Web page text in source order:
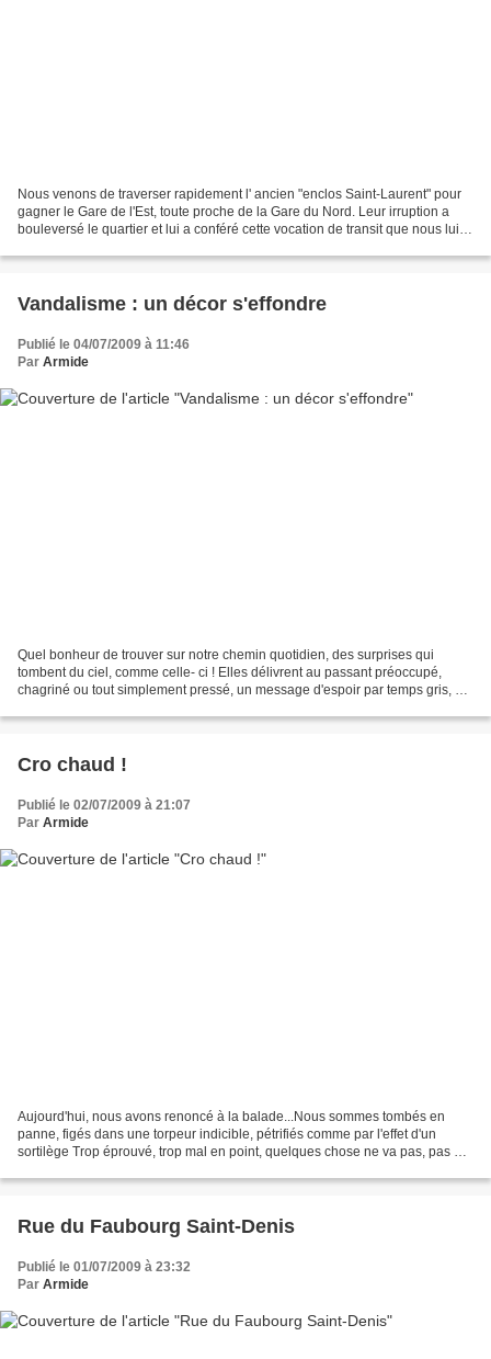
Nous venons de traverser rapidement l' ancien "enclos Saint-Laurent" pour
gagner le Gare de l'Est, toute proche de la Gare du Nord. Leur irruption a
bouleversé le quartier et lui a conféré cette vocation de transit que nous lui
Vandalisme : un décor s'effondre
Publié le 04/07/2009 à 11:46
Par Armide
Quel bonheur de trouver sur notre chemin quotidien, des surprises qui
tombent du ciel, comme celle- ci ! Elles délivrent au passant préoccupé,
chagriné ou tout simplement pressé, un message d'espoir par temps gris, ou
Cro chaud !
Publié le 02/07/2009 à 21:07
Par Armide
Aujourd'hui, nous avons renoncé à la balade...Nous sommes tombés en
panne, figés dans une torpeur indicible, pétrifiés comme par l'effet d'un
sortilège Trop éprouvé, trop mal en point, quelques chose ne va pas, pas du
Rue du Faubourg Saint-Denis
Publié le 01/07/2009 à 23:32
Par Armide